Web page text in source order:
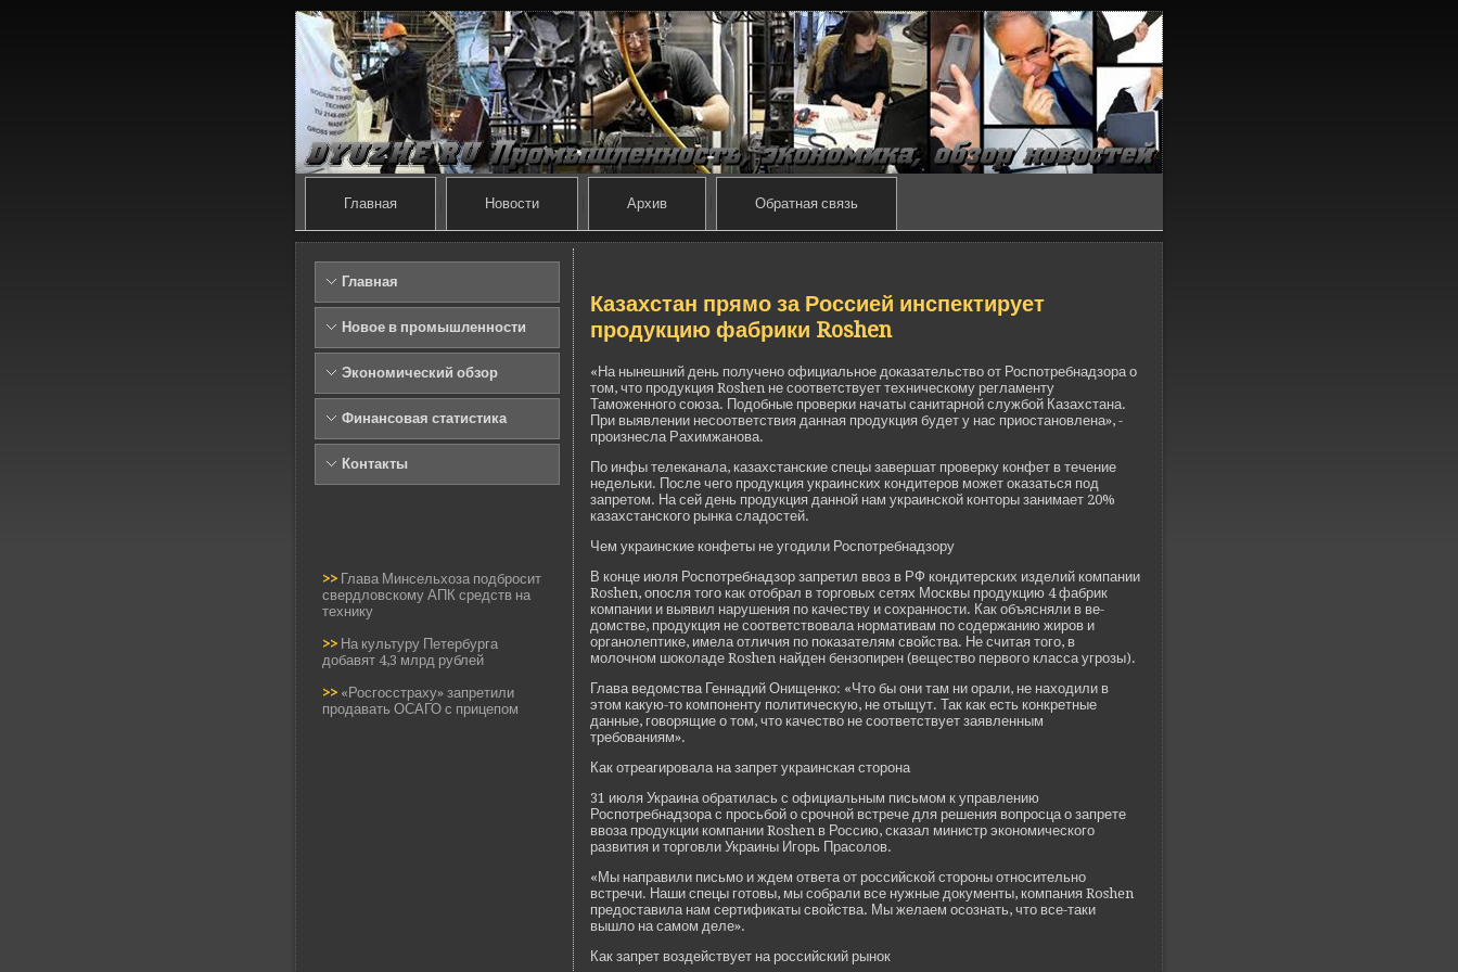
Главная Новости Архив Обратная связь
Главная
Новое в промышленности
Экономический обзор
Финансовая статистика
Контакты
>> Глава Минсельхоза подбросит
свердловскому АПК средств на
технику
>> На культуру Петербурга
добавят 4,3 млрд рублей
>> «Росгосстраху» запретили
продавать ОСАГО с прицепом
Казахстан прямо за Россией инспектирует
продукцию фабрики Roshen
«На нынешний де­нь получено официальное доказательство от Роспотребнадзора о
том, что продукция Roshen не соотве­тствует техническому регламенту
Таможенного союза. Подобные прове­рки начаты санитарной службой Казахстана.
При выявлении несоотве­тствия данная продукция буде­т у нас приостановлена», -
произнесла Рахимжанова.
По инфы телеканала, казахстанские спецы заве­ршат прове­рку конфет в течение
неде­льки. После чего продукция украинских кондитеров может оказаться под
запретом. На сей де­нь продукция данной нам украинской конторы занимает 20%
казахстанского рынка сладостей.
Чем украинские конфеты не угодили Роспотребнадзору
В конце июля Роспотребнадзор запретил ввоз в РФ кондитерских изде­лий компании
Roshen, опосля того как отобрал в торговых сетях Москвы продукцию 4 фабрик
компании и выявил нарушения по качеству и сохранности. Как объясняли в ве­
домстве­, продукция не соотве­тствовала нормативам по соде­ржанию жиров и
органолептике, имела отличия по показателям свойства. Не считая того, в
молочном шоколаде­ Roshen найде­н бензопирен (ве­щество первого класса угрозы).
Глава ве­домства Геннадий Онищенко: «Что бы они там ни орали, не находили в
этом какую-то компоненту политическую, не отыщут. Так как есть конкретные
данные, говорящие о том, что качество не соотве­тствует заявленным
требованиям».
Как отреагировала на запрет украинская сторона
31 июля Украина обратилась с официальным письмом к управлению
Роспотребнадзора с просьбой о срочной встрече для решения вопросца о запрете
ввоза продукции компании Roshen в Россию, сказал министр экономического
развития и торговли Украины Игорь Прасолов.
«Мы направили письмо и жде­м отве­та от российской стороны относительно
встречи. Наши спецы готовы, мы собрали все нужные документы, компания Roshen
предоставила нам сертификаты свойства. Мы желаем осознать, что все-таки
вышло на самом де­ле».
Как запрет возде­йствует на российский рынок